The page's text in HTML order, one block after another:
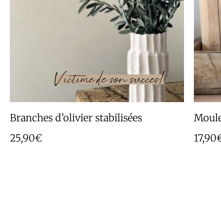
Branches d’olivier stabilisées
25,90€
17,90